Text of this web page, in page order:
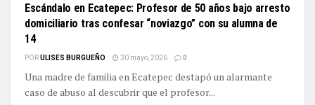
Escándalo en Ecatepec: Profesor de 50 años bajo arresto
domiciliario tras confesar “noviazgo” con su alumna de
14
PORULISES BURGUEÑO 30 mayo, 2026 0
Una madre de familia en Ecatepec destapó un alarmante
caso de abuso al descubrir que el profesor...